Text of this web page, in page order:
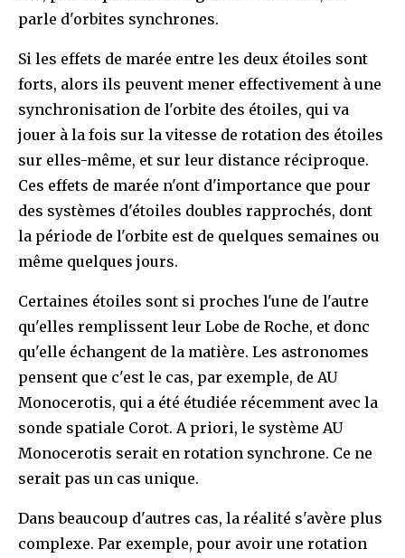
parle d'orbites synchrones.
Si les effets de marée entre les deux étoiles sont
forts, alors ils peuvent mener effectivement à une
synchronisation de l'orbite des étoiles, qui va
jouer à la fois sur la vitesse de rotation des étoiles
sur elles-même, et sur leur distance réciproque.
Ces effets de marée n'ont d'importance que pour
des systèmes d'étoiles doubles rapprochés, dont
la période de l'orbite est de quelques semaines ou
même quelques jours.
Certaines étoiles sont si proches l'une de l'autre
qu'elles remplissent leur Lobe de Roche, et donc
qu'elle échangent de la matière. Les astronomes
pensent que c'est le cas, par exemple, de AU
Monocerotis, qui a été étudiée récemment avec la
sonde spatiale Corot. A priori, le système AU
Monocerotis serait en rotation synchrone. Ce ne
serait pas un cas unique.
Dans beaucoup d'autres cas, la réalité s'avère plus
complexe. Par exemple, pour avoir une rotation